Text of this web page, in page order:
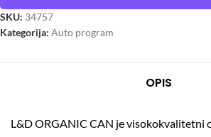
SKU: 34757
Kategorija: Auto program
OPIS
L&D ORGANIC CAN je visokokvalitetni